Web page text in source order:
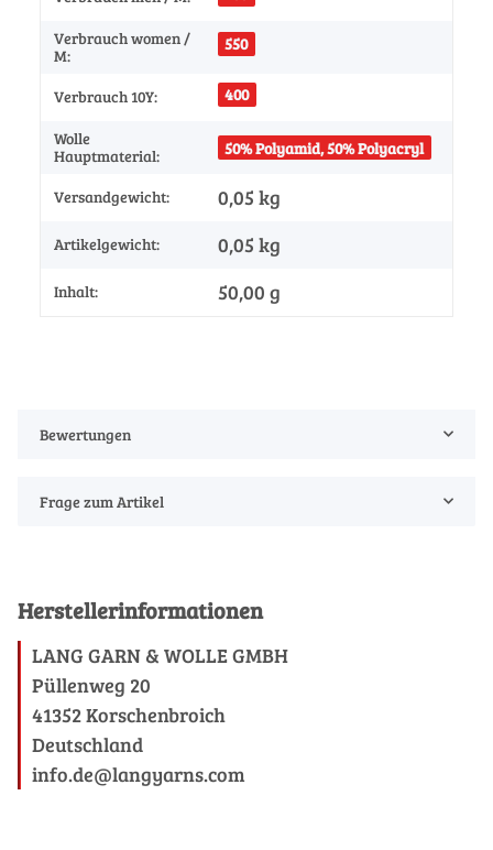
Verbrauch women /
M:
550
Verbrauch 10Y: 400
Wolle
Hauptmaterial:
50% Polyamid, 50% Polyacryl
Versandgewicht: 0,05 kg
Artikelgewicht: 0,05 kg
Inhalt: 50,00 g
Bewertungen
Frage zum Artikel
Herstellerinformationen
LANG GARN & WOLLE GMBH
Püllenweg 20
41352 Korschenbroich
Deutschland
info.de@langyarns.com